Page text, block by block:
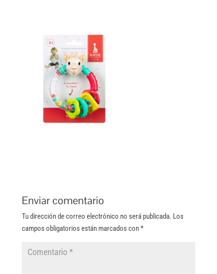
Enviar comentario
Tu dirección de correo electrónico no será publicada. Los
campos obligatorios están marcados con*